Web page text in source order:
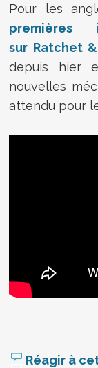
Pour les
premières
sur Ratchet
depuis hier
nouvelles
attendu pour
Réagir à